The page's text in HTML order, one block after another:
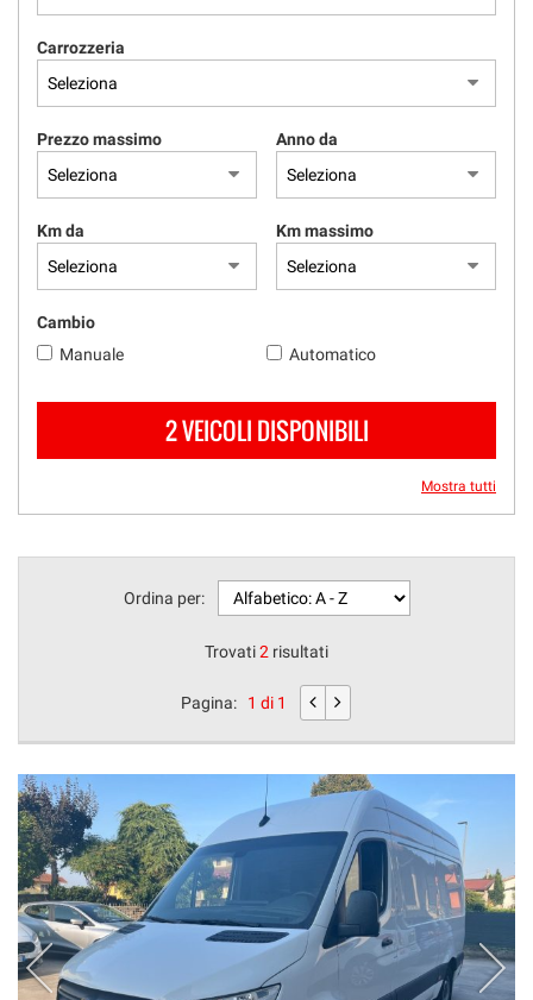
RICEVIMENTO CLIENTI
ACQUISTIAMO USATO
ASSISTENZA
CONTATTI
Carrozzeria
Prezzo massimo Anno da
Km da Km massimo
Cambio
Manuale
Automatico
2 VEICOLI DISPONIBILI
Mostra tutti
Ordina per:
Trovati2 risultati
Pagina: 1 di 1